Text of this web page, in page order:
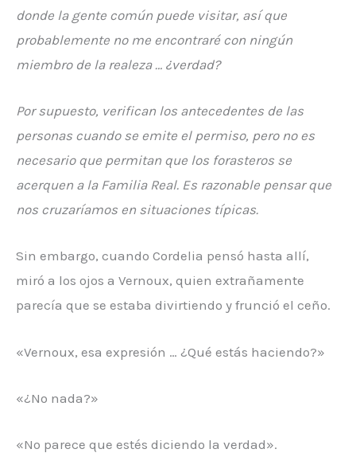
donde la gente común puede visitar, así que
probablemente no me encontraré con ningún
miembro de la realeza … ¿verdad?
Por supuesto, verifican los antecedentes de las
personas cuando se emite el permiso, pero no es
necesario que permitan que los forasteros se
acerquen a la Familia Real. Es razonable pensar que
nos cruzaríamos en situaciones típicas.
Sin embargo, cuando Cordelia pensó hasta allí,
miró a los ojos a Vernoux, quien extrañamente
parecía que se estaba divirtiendo y frunció el ceño.
«Vernoux, esa expresión … ¿Qué estás haciendo?»
«¿No nada?»
«No parece que estés diciendo la verdad».